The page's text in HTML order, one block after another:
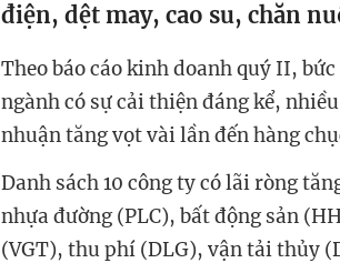
điện, dệt may, cao su, chăn
Theo báo cáo kinh doanh quý II,
ngành có sự cải thiện đáng kể,
nhuận tăng vọt vài lần đến hàng
Danh sách 10 công ty có lãi ròng
nhựa đường (PLC), bất động sản
(VGT), thu phí (DLG), vận tải thủy